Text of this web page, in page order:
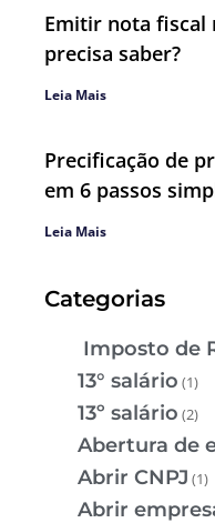
Emitir nota fiscal
precisa saber?
Leia Mais
Precificação de
em 6 passos
Leia Mais
Categorias
Imposto de
13° salário (1)
13º salário (2)
Abertura de
Abrir CNPJ (1)
Abrir